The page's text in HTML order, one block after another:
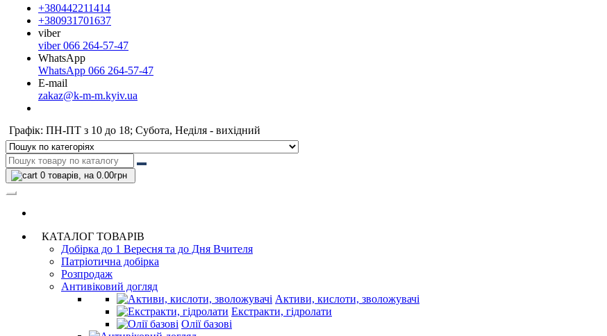
+380442211414
+380931701637
viber
viber 066 264-57-47
WhatsApp
WhatsApp 066 264-57-47
E-mail
zakaz@k-m-m.kyiv.ua
Графік: ПН-ПТ з 10 до 18; Субота, Неділя - вихідний
0товарів, на 0.00грн
КАТАЛОГ ТОВАРІВ
Добірка до 1 Вересня та до Дня Вчителя
Патріотична добірка
Розпродаж
Антивіковий догляд
Активи, кислоти, зволожувачі
Екстракти, гідролати
Олії базові